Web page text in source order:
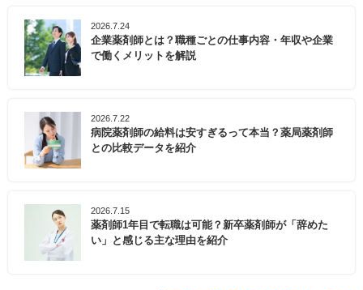
2026.7.24
企業薬剤師とは？職種ごとの仕事内容・年収や企業
で働くメリットを解説
2026.7.22
病院薬剤師の給料は安すぎるって本当？薬局薬剤師
との比較データを紹介
2026.7.15
薬剤師1年目で転職は可能？新卒薬剤師が「辞めた
い」と感じる主な理由を紹介